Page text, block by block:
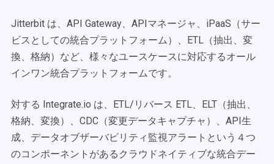
Jitterbit は、API Gateway、APIマネージャ、iPaaS（サー
ビスとしての統合プラットフォーム）、ETL（抽出、変
換、格納）など、様々なユースケースに対応するオール
インワン統合プラットフォームです。
対する Integrate.io は、ETL/リバース ETL、ELT（抽出、
格納、変換）、CDC（変更データキャプチャ）、API生
成、データオブザーバビリティ監視アラートという４つ
のコンポーネントがあるクラウドネイティブな統合デー